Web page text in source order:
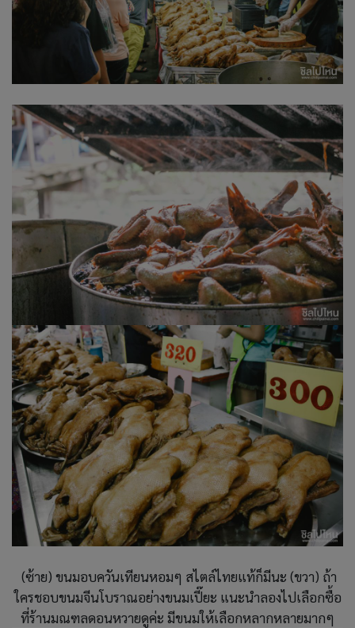
(ซ้าย) ขนมอบควันเทียนหอมๆ สไตล์ไทยแท้ก็มีนะ (ขวา) ถ้า
ใครชอบขนมจีนโบราณอย่างขนมเปี๊ยะ แนะนำลองไปเลือกซื้อ
ที่ร้านมณฑลดอนหวายดูค่ะ มีขนมให้เลือกหลากหลายมากๆ